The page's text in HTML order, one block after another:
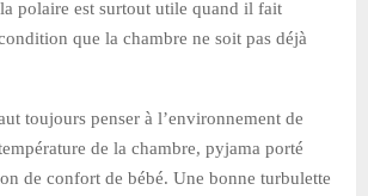
polaire est surtout utile quand il fait
que la chambre ne soit pas déjà
toujours penser à l’environnement de
de la chambre, pyjama porté
de confort de bébé. Une bonne turbulette